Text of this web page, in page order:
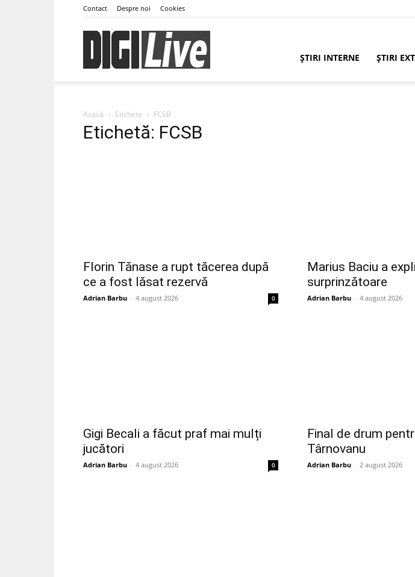
Contact Despre noi Cookies
ȘTIRI INTERNE ȘTIRI
Acasă Etichete FCSB
Etichetă: FCSB
Florin Tănase a rupt tăcerea după
ce a fost lăsat rezervă
Adrian Barbu - 4 august 2026 0
Marius Baciu a
surprinzătoare
Adrian Barbu - 4 august 2026
Gigi Becali a făcut praf mai mulți
jucători
Adrian Barbu - 4 august 2026 0
Final de drum
Târnovanu
Adrian Barbu - 2 august 2026